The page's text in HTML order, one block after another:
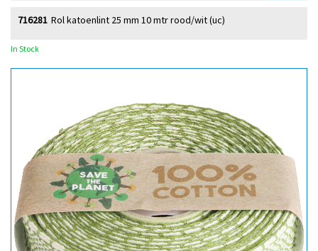
Rol katoenlint 25 mm 10 mtr rood/wit (uc)
716281
In Stock